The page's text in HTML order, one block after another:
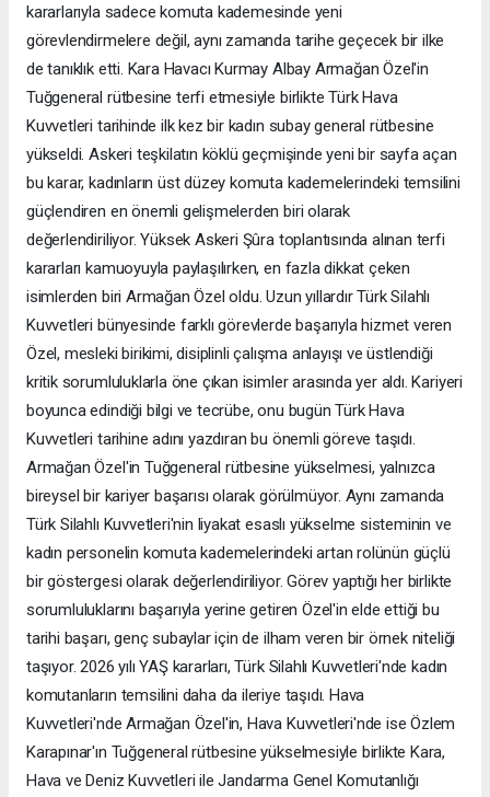
kararlarıyla sadece komuta kademesinde yeni
görevlendirmelere değil, aynı zamanda tarihe geçecek bir ilke
de tanıklık etti. Kara Havacı Kurmay Albay Armağan Özel'in
Tuğgeneral rütbesine terfi etmesiyle birlikte Türk Hava
Kuvvetleri tarihinde ilk kez bir kadın subay general rütbesine
yükseldi. Askeri teşkilatın köklü geçmişinde yeni bir sayfa açan
bu karar, kadınların üst düzey komuta kademelerindeki temsilini
güçlendiren en önemli gelişmelerden biri olarak
değerlendiriliyor. Yüksek Askeri Şûra toplantısında alınan terfi
kararları kamuoyuyla paylaşılırken, en fazla dikkat çeken
isimlerden biri Armağan Özel oldu. Uzun yıllardır Türk Silahlı
Kuvvetleri bünyesinde farklı görevlerde başarıyla hizmet veren
Özel, mesleki birikimi, disiplinli çalışma anlayışı ve üstlendiği
kritik sorumluluklarla öne çıkan isimler arasında yer aldı. Kariyeri
boyunca edindiği bilgi ve tecrübe, onu bugün Türk Hava
Kuvvetleri tarihine adını yazdıran bu önemli göreve taşıdı.
Armağan Özel'in Tuğgeneral rütbesine yükselmesi, yalnızca
bireysel bir kariyer başarısı olarak görülmüyor. Aynı zamanda
Türk Silahlı Kuvvetleri'nin liyakat esaslı yükselme sisteminin ve
kadın personelin komuta kademelerindeki artan rolünün güçlü
bir göstergesi olarak değerlendiriliyor. Görev yaptığı her birlikte
sorumluluklarını başarıyla yerine getiren Özel'in elde ettiği bu
tarihi başarı, genç subaylar için de ilham veren bir örnek niteliği
taşıyor. 2026 yılı YAŞ kararları, Türk Silahlı Kuvvetleri'nde kadın
komutanların temsilini daha da ileriye taşıdı. Hava
Kuvvetleri'nde Armağan Özel'in, Hava Kuvvetleri'nde ise Özlem
Karapınar'ın Tuğgeneral rütbesine yükselmesiyle birlikte Kara,
Hava ve Deniz Kuvvetleri ile Jandarma Genel Komutanlığı